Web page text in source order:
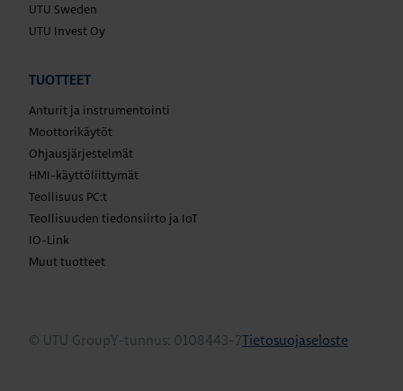
UTU Sweden
UTU Invest Oy
TUOTTEET
Anturit ja instrumentointi
Moottorikäytöt
Ohjausjärjestelmät
HMI-käyttöliittymät
Teollisuus PC:t
Teollisuuden tiedonsiirto ja IoT
IO-Link
Muut tuotteet
© UTU GroupY-tunnus: 0108443-7Tietosuojaseloste